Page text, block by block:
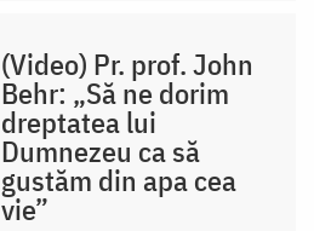
(Video) Pr. prof. John
Behr: „Să ne dorim
dreptatea lui
Dumnezeu ca să
gustăm din apa cea
vie”